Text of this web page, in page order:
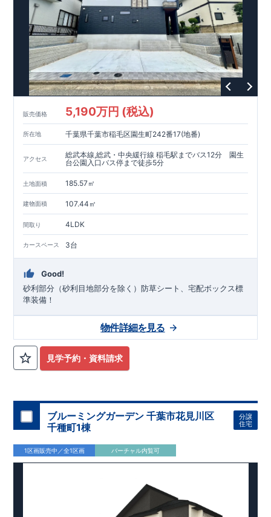
販売価格 5,190万円 (税込)
所在地 千葉県千葉市稲毛区園生町242番17(地番)
アクセス
総武本線,総武・中央緩行線 稲毛駅までバス12分 園生
台公園入口バス停まで徒歩5分
土地面積 185.57㎡
建物面積 107.44㎡
間取り 4LDK
カースペース 3台
Good!
砂利部分（砂利目地部分を除く）防草シート、宅配ボックス標
準装備！
見学予約・資料請求
物件詳細を見る
ブルーミングガーデン 千葉市花見川区
千種町1棟
分譲
住宅
1区画販売中／全1区画 バーチャル内覧可